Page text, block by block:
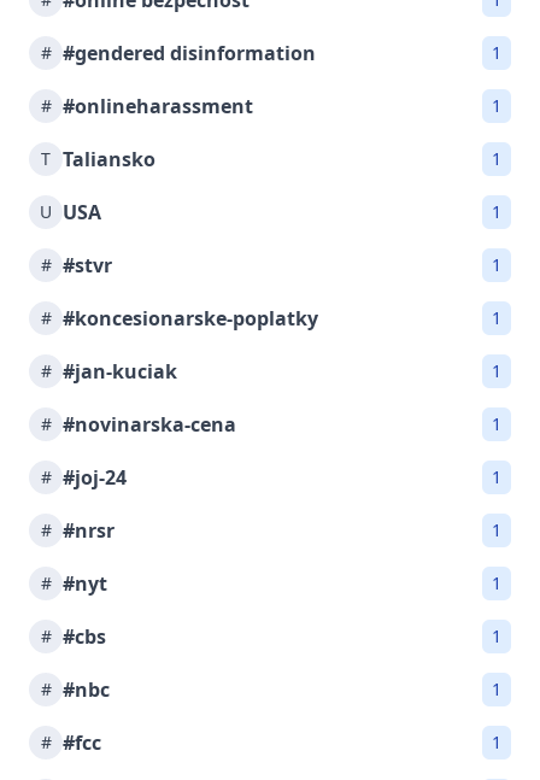
# #gendered disinformation 1
# #onlineharassment 1
T Taliansko 1
U USA 1
# #stvr 1
# #koncesionarske-poplatky 1
# #jan-kuciak 1
# #novinarska-cena 1
# #joj-24 1
# #nrsr 1
# #nyt 1
# #cbs 1
# #nbc 1
# #fcc 1